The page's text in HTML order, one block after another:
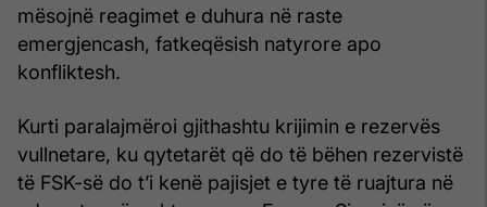
mësojnë reagimet e duhura në raste
emergjencash, fatkeqësish natyrore apo
konfliktesh.
Kurti paralajmëroi gjithashtu krijimin e rezervës
vullnetare, ku qytetarët që do të bëhen rezervistë
të FSK-së do t’i kenë pajisjet e tyre të ruajtura në